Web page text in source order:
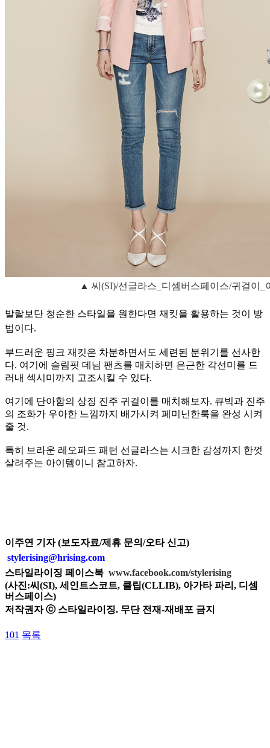
▲ 씨(SI)/선글라스_디셈버스페이스/귀걸이_
발랄보단 청순한 스타일을 원한다면 재킷을 활용하는 것이 방
법이다.
부드러운 핑크 재킷은 차분하면서도 세련된 분위기를 선사한
다. 여기에 슬림핏 데님 팬츠를 매치하면 은근한 각선미를 드
러내 섹시미까지 고조시킬 수 있다.
여기에 단아함의 상징 진주 귀걸이를 매치해보자. 큐빅과 진주
의 조화가 우아한 느낌까지 배가시켜 페미닌한룩을 완성 시켜
줄 것.
특히 브라운 레오파드 패턴 선글라스는 시크한 감성까지 한껏
살려주는 아이템이니 참고하자.
이주연 기자 (보도자료/제휴 문의/오타 신고)
stylerising@hrising.com
스타일라이징 페이스북 www.facebook.com/stylerising
(사진:씨(SI), 세인트스코트, 클립(CLLIB), 아가타 파리, 디셈
버스페이스)
저작권자 ⓒ 스타일라이징. 무단 전재-재배포 금지
101 목록